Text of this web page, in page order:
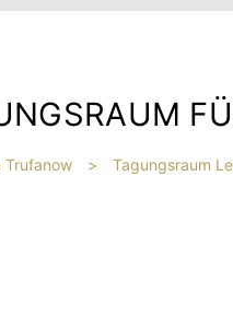
Trufanow > Tagungsraum